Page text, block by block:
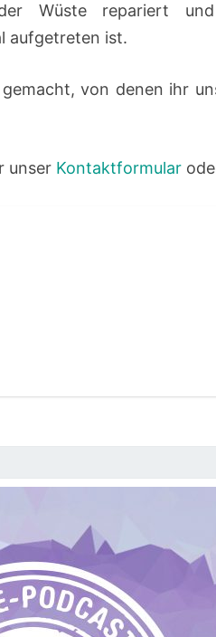
Wüste repariert
aufgetreten ist.
von denen ihr
unser Kontaktformular